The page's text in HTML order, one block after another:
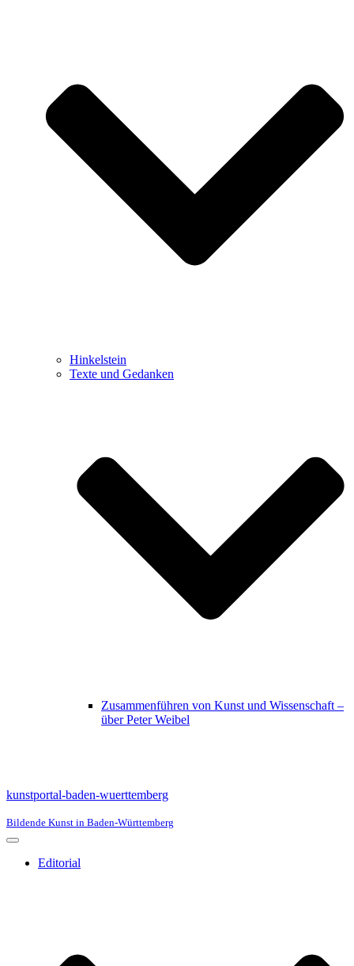
Hinkelstein
Texte und Gedanken
Zusammenführen von Kunst und Wissenschaft –
über Peter Weibel
kunstportal-baden-wuerttemberg
Bildende Kunst in Baden-Württemberg
Navigationsmenü
Editorial